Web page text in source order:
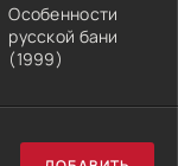
Особенности
русской бани
(1999)